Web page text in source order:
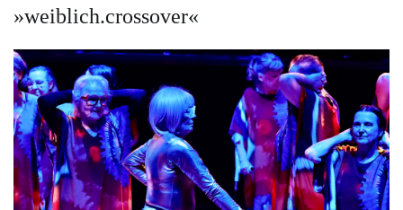
»weiblich.crossover«